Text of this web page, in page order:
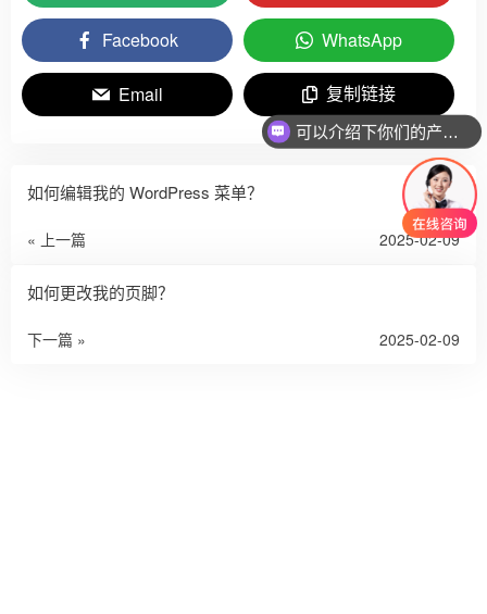
Facebook WhatsApp
Email 复制链接
如何编辑我的 WordPress 菜单？
« 上一篇 2025-02-09
如何更改我的页脚？
下一篇 » 2025-02-09